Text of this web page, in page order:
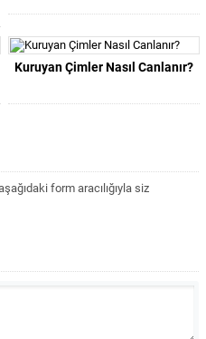
Kuruyan Çimler Nasıl Canlanır?
form aracılığıyla siz